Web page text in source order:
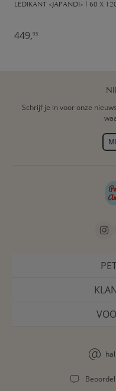
LEDIKANT «JAPANDI» | 60 X
449,95
Schrijf je in voor onze